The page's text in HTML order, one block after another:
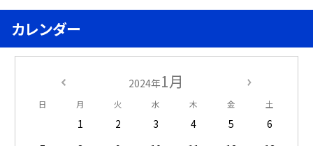
カレンダー
2024年1月
日 月 火 水 木 金 土
1 2 3 4 5
6